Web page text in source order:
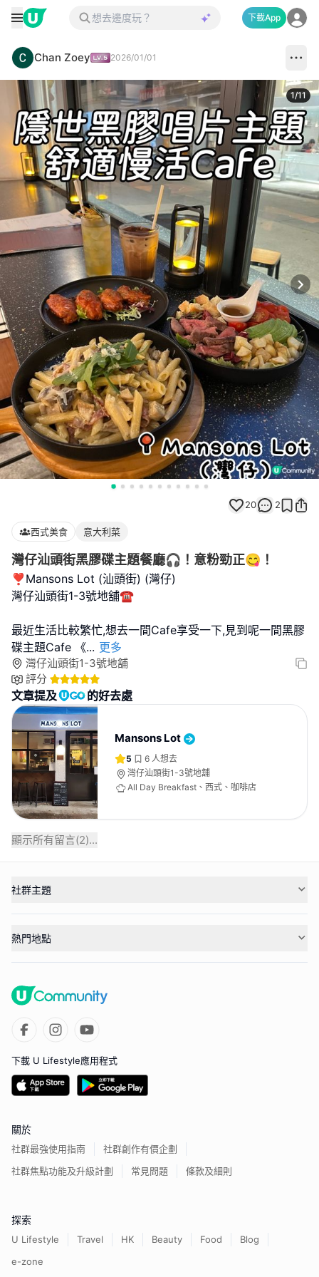
下載App
Chan Zoey 2026/01/01
1/11
20 2
西式美食 意大利菜
灣仔汕頭街黑膠碟主題餐廳🎧！意粉勁正😋！
❣️Mansons Lot (汕頭街) (灣仔)
灣仔汕頭街1-3號地舖☎️
最近生活比較繁忙,想去一間Cafe享受一下,見到呢一間黑膠
碟主題Cafe 《... 更多
灣仔汕頭街1-3號地舖
評分
文章提及 的好去處
Mansons Lot
5 6 人想去
灣仔汕頭街1-3號地舖
All Day Breakfast、西式、咖啡店
顯示所有留言(2)...
社群主題
熱門地點
下載 U Lifestyle應用程式
關於
社群最強使用指南
社群創作有價企劃
社群焦點功能及升級計劃
常見問題 條款及細則
探索
U Lifestyle Travel HK Beauty Food
Blog
e-zone